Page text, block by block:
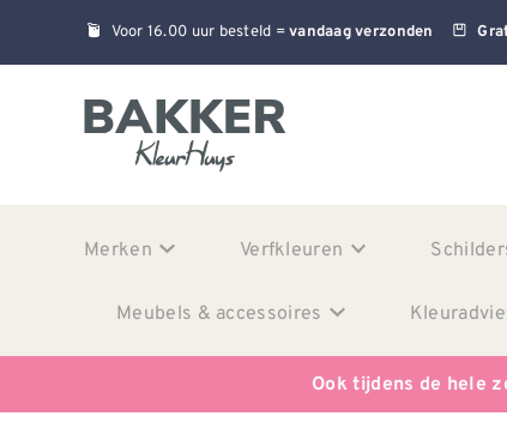
Voor 16.00 uur besteld =vandaag verzonden
Merken Verfkleuren
Meubels & accessoires
Ook tijdens de hele